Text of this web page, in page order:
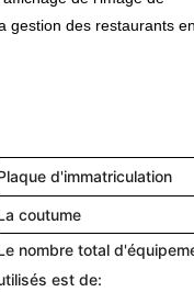
gestion des restaurants en
d'immatriculation
coutume
nombre total
est de: